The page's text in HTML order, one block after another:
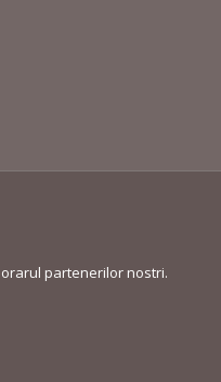
partenerilor nostri.